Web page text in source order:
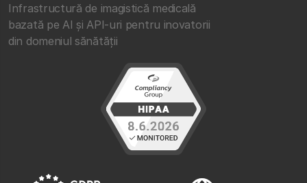
Infrastructură de imagistică medicală
bazată pe AI și API-uri pentru inovatorii
din domeniul sănătății